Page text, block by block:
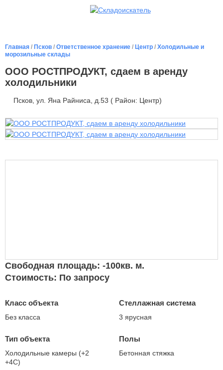
Главная / Псков / Ответственное хранение / Центр / Холодильные и
морозильные склады
ООО РОСТПРОДУКТ, сдаем в аренду
холодильники
Псков, ул. Яна Райниса, д.53 ( Район: Центр)
Свободная площадь: -100кв. м.
Стоимость: По запросу
Класс объекта
Без класса
Тип объекта
Холодильные камеры (+2
+4С)
Стеллажная система
3 ярусная
Полы
Бетонная стяжка